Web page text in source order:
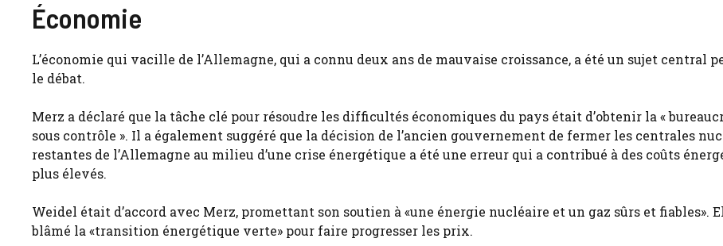
Économie
L’économie qui vacille de l’Allemagne, qui a connu deux ans de mauvaise croissance, a été un sujet central
le débat.
Merz a déclaré que la tâche clé pour résoudre les difficultés économiques du pays était d’obtenir la «
sous contrôle ». Il a également suggéré que la décision de l’ancien gouvernement de fermer les centrales
restantes de l’Allemagne au milieu d’une crise énergétique a été une erreur qui a contribué à des coûts
plus élevés.
Weidel était d’accord avec Merz, promettant son soutien à «une énergie nucléaire et un gaz sûrs et fiables».
blâmé la «transition énergétique verte» pour faire progresser les prix.